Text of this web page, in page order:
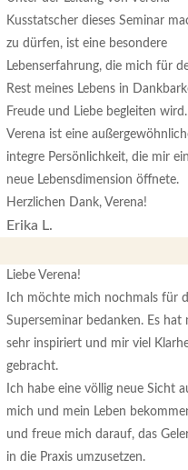
Kusstatscher dieses Seminar
zu dürfen, ist eine besondere
Lebenserfahrung, die mich für
Rest meines Lebens in
Freude und Liebe begleiten wird.
Verena ist eine
integre Persönlichkeit, die mir
neue Lebensdimension öffnete.
Herzlichen Dank, Verena!
Erika L.
Liebe Verena!
Ich möchte mich nochmals für
Superseminar bedanken. Es hat
sehr inspiriert und mir viel
gebracht.
Ich habe eine völlig neue Sicht
mich und mein Leben
und freue mich darauf, das
in die Praxis umzusetzen.